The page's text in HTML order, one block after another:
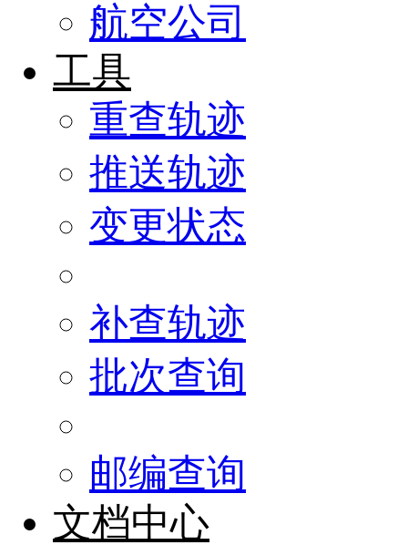
航空公司
工具
重查轨迹
推送轨迹
变更状态
补查轨迹
批次查询
邮编查询
文档中心